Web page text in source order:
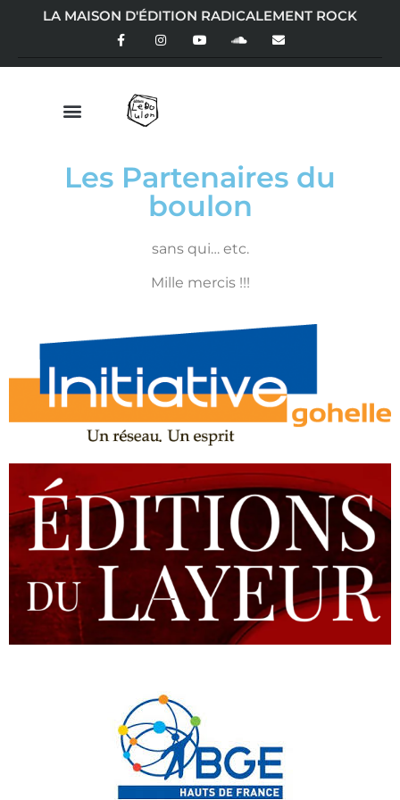
LA MAISON D'ÉDITION RADICALEMENT ROCK
Les Partenaires du
boulon
sans qui… etc.
Mille mercis !!!